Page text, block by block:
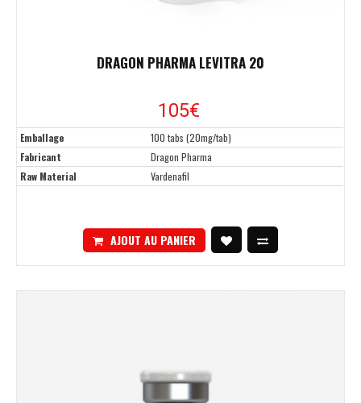
DRAGON PHARMA LEVITRA 20
105€
Emballage
100 tabs (20mg/tab)
Fabricant
Dragon Pharma
Raw Material
Vardenafil
AJOUT AU PANIER